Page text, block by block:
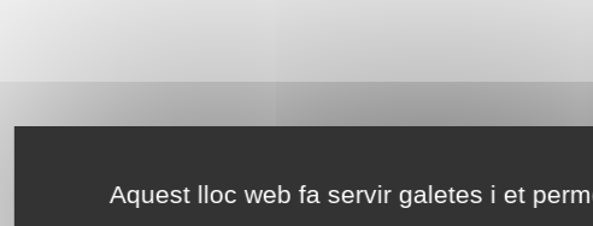
Aquest lloc web fa servir galetes i et